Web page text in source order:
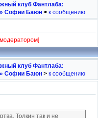
клуб Фантлаба:
Софии Баюн > к сообщению
клуб Фантлаба:
Софии Баюн > к сообщению
Толкин так и не